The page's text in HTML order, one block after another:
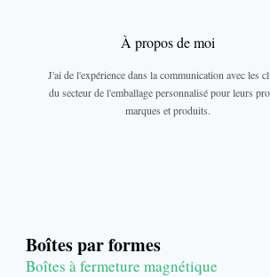
À propos de moi
J'ai de l'expérience dans la communication avec les
du secteur de l'emballage personnalisé pour leurs
marques et produits.
Boîtes par formes
Boîtes à fermeture magnétique